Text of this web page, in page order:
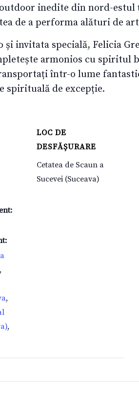
inedite din nord-estul
de a performa alături de
invitata specială, Felicia
armonios cu spiritul
într-o lume
spirituală de excepție.
,
,
,
LOC DE
DESFĂȘURARE
Cetatea de Scaun a
Sucevei (Suceava)